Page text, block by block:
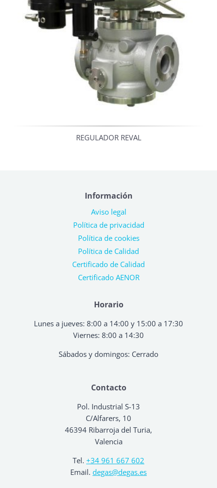
REGULADOR REVAL
Contacto
Pol. Industrial S-13
C/Alfarers, 10
46394 Ribarroja del Turia,
Valencia
Tel. +34 961 667 602
Email. degas@degas.es
Horario
Lunes a jueves: 8:00 a 14:00 y 15:00 a 17:30
Viernes: 8:00 a 14:30
Sábados y domingos: Cerrado
Información
Aviso legal
Política de privacidad
Política de cookies
Política de Calidad
Certificado de Calidad
Certificado AENOR